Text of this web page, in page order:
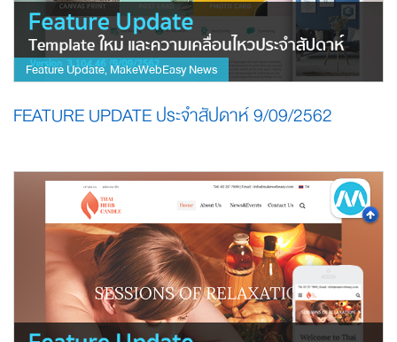
Feature Update,MakeWebEasy News
FEATURE UPDATE ประจำสัปดาห์ 9/09/2562